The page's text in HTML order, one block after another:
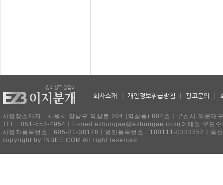
회사소개 개인정보취급방침 광고문의
사업장소재지 : 서울시 강남구 역삼로 204 (역삼동) 604호ㅣ부산시 해운
TEL : 051-553-4954ㅣE-mail:ezbungae@ezbungae.com(이메일 무단수
사업자등록번호 : 605-81-38178ㅣ법인등록번호 : 180111-0323252ㅣ통
copyright by INBEE.COM All right reserced.